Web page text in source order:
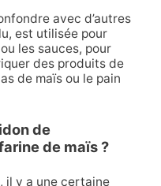
avec d’autres
est utilisée pour
les sauces, pour
des produits de
de maïs ou le pain
de
de maïs ?
il y a une certaine